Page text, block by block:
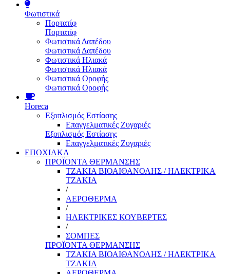
Φωτιστικά
Πορτατίφ
Πορτατίφ
Φωτιστικά Δαπέδου
Φωτιστικά Δαπέδου
Φωτιστικά Ηλιακά
Φωτιστικά Ηλιακά
Φωτιστικά Οροφής
Φωτιστικά Οροφής
Horeca
Εξοπλισμός Εστίασης
Επαγγελματικές Ζυγαριές
Εξοπλισμός Εστίασης
Επαγγελματικές Ζυγαριές
ΕΠΟΧΙΑΚΑ
ΠΡΟΪΟΝΤΑ ΘΕΡΜΑΝΣΗΣ
ΤΖΑΚΙΑ ΒΙΟΑΙΘΑΝΟΛΗΣ / ΗΛΕΚΤΡΙΚΑ
ΤΖΑΚΙΑ
/
ΑΕΡΟΘΕΡΜΑ
/
ΗΛΕΚΤΡΙΚΕΣ ΚΟΥΒΕΡΤΕΣ
/
ΣΟΜΠΕΣ
ΠΡΟΪΟΝΤΑ ΘΕΡΜΑΝΣΗΣ
ΤΖΑΚΙΑ ΒΙΟΑΙΘΑΝΟΛΗΣ / ΗΛΕΚΤΡΙΚΑ
ΤΖΑΚΙΑ